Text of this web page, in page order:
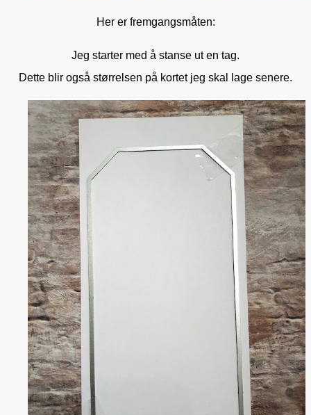
Her er fremgangsmåten:
Jeg starter med å stanse ut en tag.
Dette blir også størrelsen på kortet jeg skal lage senere.